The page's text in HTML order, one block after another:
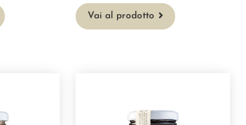
Vai al prodotto